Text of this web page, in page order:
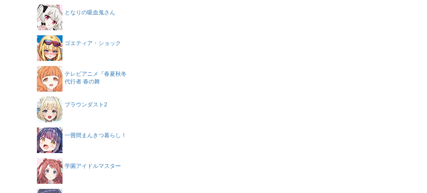
となりの吸血鬼さん
ゴエティア・ショック
テレビアニメ『春夏秋冬
代行者 春の舞
ブラウンダスト2
一畳間まんきつ暮らし！
学園アイドルマスター